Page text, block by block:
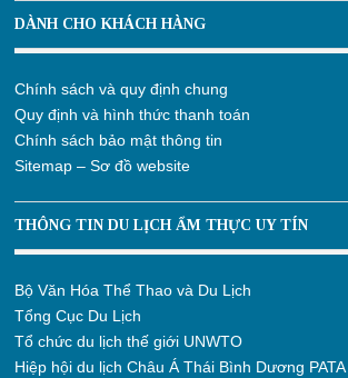
DÀNH CHO KHÁCH HÀNG
Chính sách và quy định chung
Quy định và hình thức thanh toán
Chính sách bảo mật thông tin
Sitemap – Sơ đồ website
THÔNG TIN DU LỊCH ẨM THỰC UY TÍN
Bộ Văn Hóa Thể Thao và Du Lịch
Tổng Cục Du Lịch
Tổ chức du lịch thế giới UNWTO
Hiệp hội du lịch Châu Á Thái Bình Dương PATA